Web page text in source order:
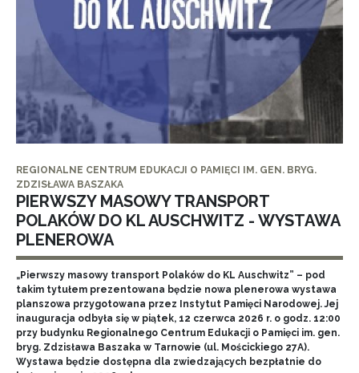
REGIONALNE CENTRUM EDUKACJI O PAMIĘCI IM. GEN. BRYG.
ZDZISŁAWA BASZAKA
PIERWSZY MASOWY TRANSPORT
POLAKÓW DO KL AUSCHWITZ - WYSTAWA
PLENEROWA
„Pierwszy masowy transport Polaków do KL Auschwitz” – pod
takim tytułem prezentowana będzie nowa plenerowa wystawa
planszowa przygotowana przez Instytut Pamięci Narodowej. Jej
inauguracja odbyła się w piątek, 12 czerwca 2026 r. o godz. 12:00
przy budynku Regionalnego Centrum Edukacji o Pamięci im. gen.
bryg. Zdzisława Baszaka w Tarnowie (ul. Mościckiego 27A).
Wystawa będzie dostępna dla zwiedzających bezpłatnie do